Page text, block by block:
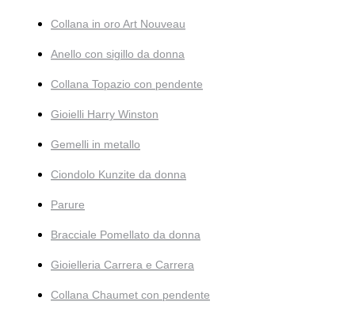
Collana in oro Art Nouveau
Anello con sigillo da donna
Collana Topazio con pendente
Gioielli Harry Winston
Gemelli in metallo
Ciondolo Kunzite da donna
Parure
Bracciale Pomellato da donna
Gioielleria Carrera e Carrera
Collana Chaumet con pendente